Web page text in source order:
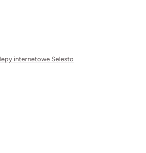
internetowe Selesto